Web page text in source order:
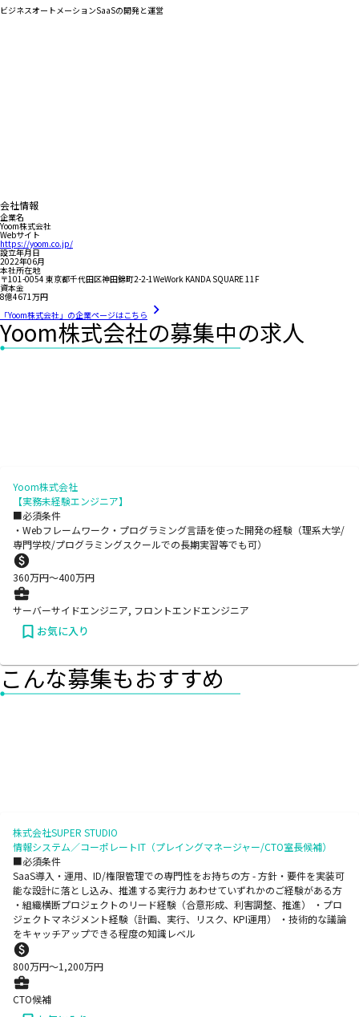
ビジネスオートメーションSaaSの開発と運営
会社情報
企業名
Yoom株式会社
Webサイト
https://yoom.co.jp/
設立年月日
2022年06月
本社所在地
〒101-0054 東京都千代田区神田錦町2-2-1WeWork KANDA SQUARE 11F
資本金
8億4671万円
「Yoom株式会社」の企業ページはこちら
Yoom株式会社の募集中の求人
Yoom株式会社
【実務未経験エンジニア】
■必須条件
・Webフレームワーク・プログラミング言語を使った開発の経験（理系大学/
専門学校/プログラミングスクールでの長期実習等でも可）
360万円〜400万円
サーバーサイドエンジニア, フロントエンドエンジニア
お気に入り
こんな募集もおすすめ
株式会社SUPER STUDIO
情報システム／コーポレートIT（プレイングマネージャー/CTO室長候補）
■必須条件
SaaS導入・運用、ID/権限管理での専門性をお持ちの方 - 方針・要件を実装可
能な設計に落とし込み、推進する実行力 あわせていずれかのご経験がある方
・組織横断プロジェクトのリード経験（合意形成、利害調整、推進） ・プロ
ジェクトマネジメント経験（計画、実行、リスク、KPI運用） ・技術的な議論
をキャッチアップできる程度の知識レベル
800万円〜1,200万円
CTO候補